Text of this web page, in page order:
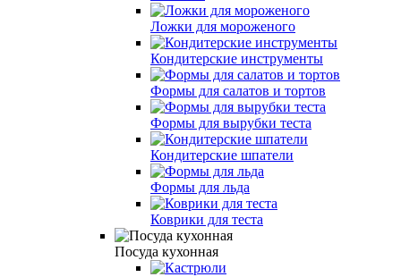
Ложки для мороженого
Кондитерские инструменты
Формы для салатов и тортов
Формы для вырубки теста
Кондитерские шпатели
Формы для льда
Коврики для теста
Посуда кухонная